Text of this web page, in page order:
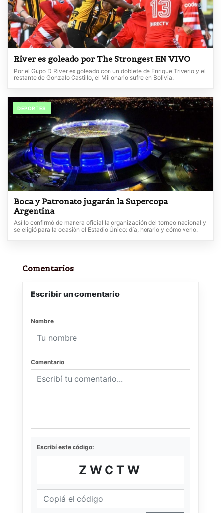
River es goleado por The Strongest EN VIVO
Por el Gupo D River es goleado con un doblete de Enrique Triverio y el
restante de Gonzalo Castillo, el Millonario sufre en Bolivia.
DEPORTES
Boca y Patronato jugarán la Supercopa
Argentina
Así lo confirmó de manera oficial la organización del torneo nacional y
se eligió para la ocasión el Estadio Único: día, horario y cómo verlo.
Comentarios
Escribir un comentario
Nombre
Comentario
Escribí este código:
ZWCTW